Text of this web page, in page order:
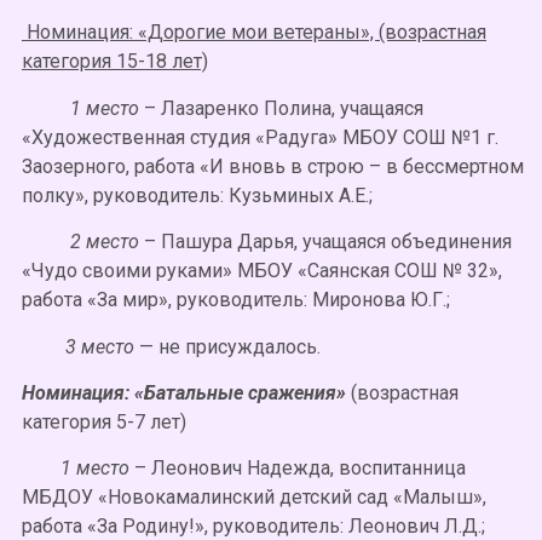
Номинация: «Дорогие мои ветераны», (возрастная
категория 15-18 лет)
1 место – Лазаренко Полина, учащаяся
«Художественная студия «Радуга» МБОУ СОШ №1 г.
Заозерного, работа «И вновь в строю – в бессмертном
полку», руководитель: Кузьминых А.Е.;
2 место – Пашура Дарья, учащаяся объединения
«Чудо своими руками» МБОУ «Саянская СОШ № 32»,
работа «За мир», руководитель: Миронова Ю.Г.;
3 место — не присуждалось.
Номинация: «Батальные сражения» (возрастная
категория 5-7 лет)
1 место – Леонович Надежда, воспитанница
МБДОУ «Новокамалинский детский сад «Малыш»,
работа «За Родину!», руководитель: Леонович Л.Д.;